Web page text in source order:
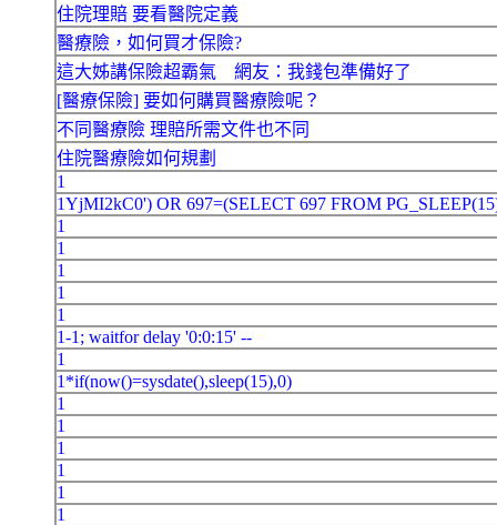
住院理賠 要看醫院定義
醫療險，如何買才保險?
這大姊講保險超霸氣 網友：我錢包準備好了
[醫療保險] 要如何購買醫療險呢？
不同醫療險 理賠所需文件也不同
住院醫療險如何規劃
1
1YjMI2kC0') OR 697=(SELECT 697 FROM
1
1
1
1
1
1-1; waitfor delay '0:0:15' --
1
1*if(now()=sysdate(),sleep(15),0)
1
1
1
1
1
1